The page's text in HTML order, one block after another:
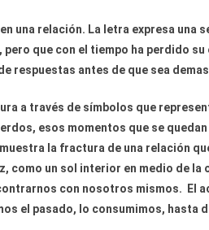
una relación. La letra expresa una
que con el tiempo ha perdido su
respuestas antes de que sea
a través de símbolos que
esos momentos que se
la fractura de una relación
como un sol interior en medio de
con nosotros mismos. El
el pasado, lo consumimos, hasta